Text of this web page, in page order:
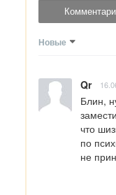
Новые
Qr
Блин,
что
по
не